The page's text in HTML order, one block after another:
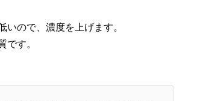
ので、濃度を上げます。
です。